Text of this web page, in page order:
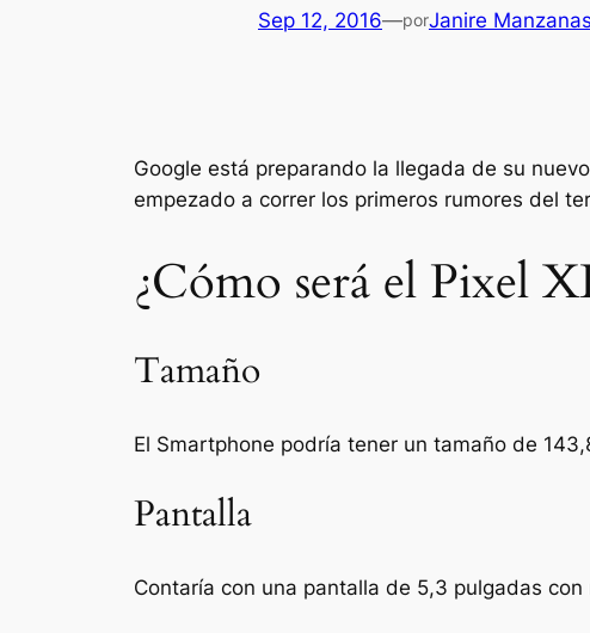
Sep 12, 2016—porJanire Manzanas
Google está preparando la llegada de su
empezado a correr los primeros rumores del
¿Cómo será el Pixel
Tamaño
El Smartphone podría tener un tamaño de
Pantalla
Contaría con una pantalla de 5,3 pulgadas con